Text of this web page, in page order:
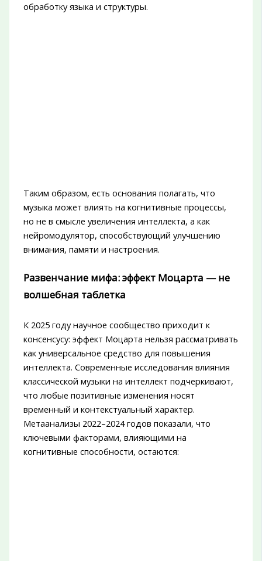
обработку языка и структуры.
Таким образом, есть основания полагать, что
музыка может влиять на когнитивные процессы,
но не в смысле увеличения интеллекта, а как
нейромодулятор, способствующий улучшению
внимания, памяти и настроения.
Развенчание мифа: эффект Моцарта — не
волшебная таблетка
К 2025 году научное сообщество приходит к
консенсусу: эффект Моцарта нельзя рассматривать
как универсальное средство для повышения
интеллекта. Современные исследования влияния
классической музыки на интеллект подчеркивают,
что любые позитивные изменения носят
временный и контекстуальный характер.
Метаанализы 2022–2024 годов показали, что
ключевыми факторами, влияющими на
когнитивные способности, остаются: